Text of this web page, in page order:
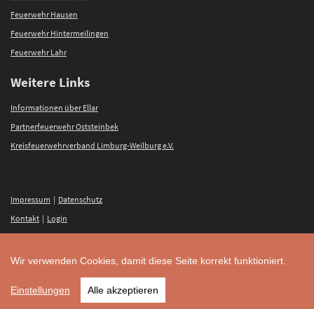
Feuerwehr Hausen
Feuerwehr Hintermeilingen
Feuerwehr Lahr
Weitere Links
Informationen über Ellar
Partnerfeuerwehr Oststeinbek
Kreisfeuerwehrverband Limburg-Weilburg e.V.
Impressum
Datenschutz
Kontakt
Login
FREIWILLIGE FEUERWEHRELLAR
made with
Wir verwenden Cookies, damit diese Seite korrekt funktioniert.
Einstellungen Alle akzeptieren